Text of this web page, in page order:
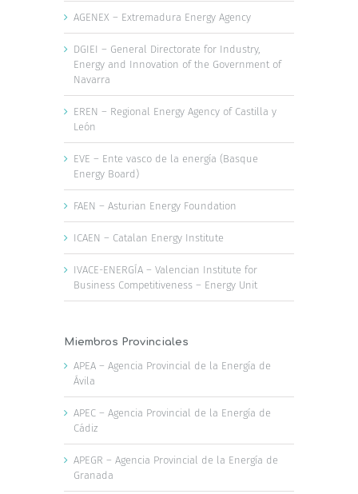
AGENEX – Extremadura Energy Agency
DGIEI – General Directorate for Industry,
Energy and Innovation of the Government of
Navarra
EREN – Regional Energy Agency of Castilla y
León
EVE – Ente vasco de la energía (Basque
Energy Board)
FAEN – Asturian Energy Foundation
ICAEN – Catalan Energy Institute
IVACE-ENERGÍA – Valencian Institute for
Business Competitiveness – Energy Unit
Miembros Provinciales
APEA – Agencia Provincial de la Energía de
Ávila
APEC – Agencia Provincial de la Energía de
Cádiz
APEGR – Agencia Provincial de la Energía de
Granada